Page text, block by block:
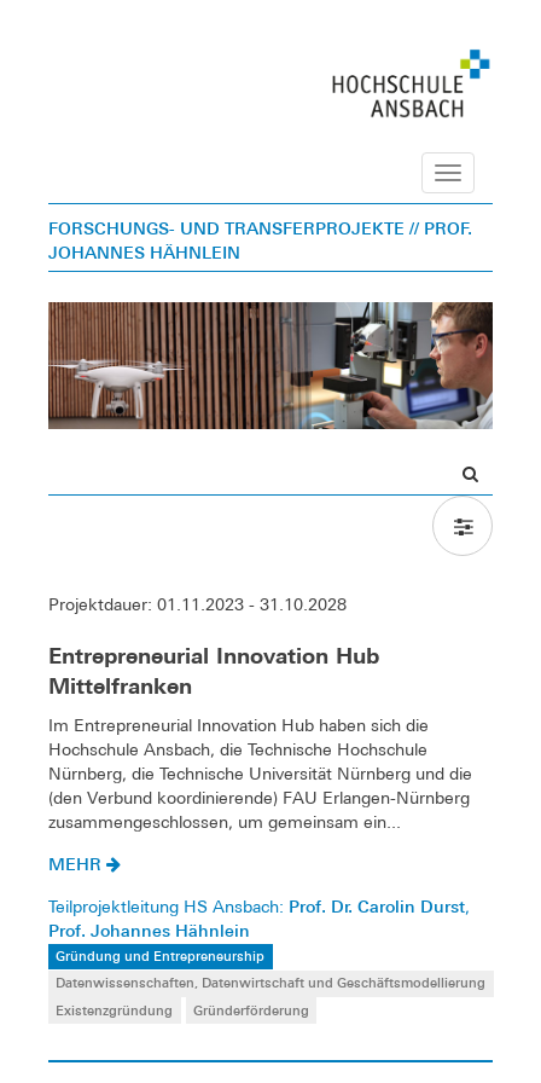
Navigation
FORSCHUNGS- UND TRANSFERPROJEKTE // PROF.
JOHANNES HÄHNLEIN
Projektdauer: 01.11.2023 - 31.10.2028
Entrepreneurial Innovation Hub
Mittelfranken
Im Entrepreneurial Innovation Hub haben sich die
Hochschule Ansbach, die Technische Hochschule
Nürnberg, die Technische Universität Nürnberg und die
(den Verbund koordinierende) FAU Erlangen-Nürnberg
zusammengeschlossen, um gemeinsam ein...
MEHR
Teilprojektleitung HS Ansbach: Prof. Dr. Carolin Durst,
Prof. Johannes Hähnlein
Gründung und Entrepreneurship
Datenwissenschaften, Datenwirtschaft und Geschäftsmodellierung
Existenzgründung
Gründerförderung